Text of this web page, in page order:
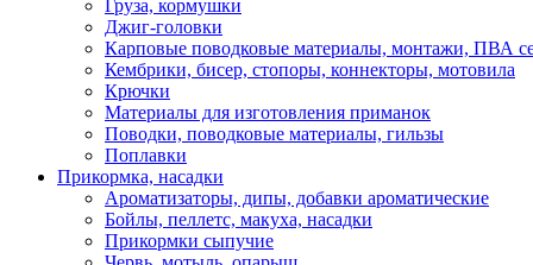
Груза, кормушки
Джиг-головки
Карповые поводковые материалы, монтажи, ПВА
Кембрики, бисер, стопоры, коннекторы, мотовила
Крючки
Материалы для изготовления приманок
Поводки, поводковые материалы, гильзы
Поплавки
Прикормка, насадки
Ароматизаторы, дипы, добавки ароматические
Бойлы, пеллетс, макуха, насадки
Прикормки сыпучие